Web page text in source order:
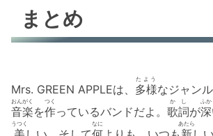
まとめ
Mrs. GREEN APPLEは、 多様
たよう
なジャン
音楽
おんがく
を作
つく
っているバンドだよ。 歌詞
かし
が深
ふか
うつく なに あたら